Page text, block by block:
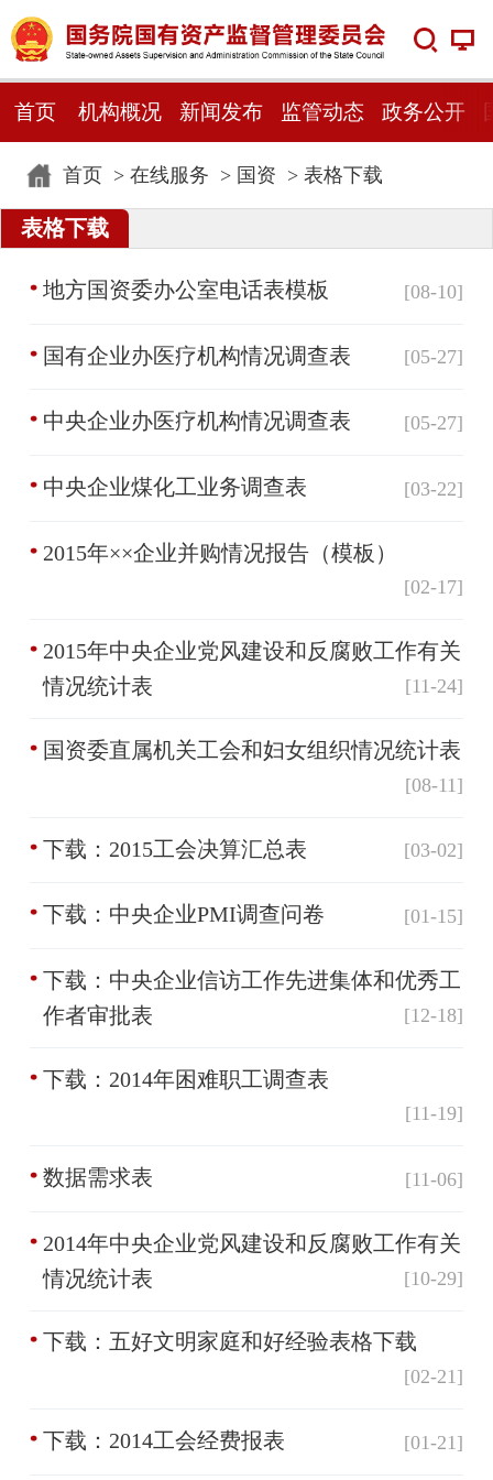
首页 机构概况 新闻发布 监管动态 政务公开
首页> 在线服务 > 国资 > 表格下载
表格下载
地方国资委办公室电话表模板 [08-10]
国有企业办医疗机构情况调查表 [05-27]
中央企业办医疗机构情况调查表 [05-27]
中央企业煤化工业务调查表 [03-22]
2015年××企业并购情况报告（模板）
[02-17]
2015年中央企业党风建设和反腐败工作有关
情况统计表
[11-24]
国资委直属机关工会和妇女组织情况统计表
[08-11]
下载：2015工会决算汇总表 [03-02]
下载：中央企业PMI调查问卷 [01-15]
下载：中央企业信访工作先进集体和优秀工
作者审批表
[12-18]
下载：2014年困难职工调查表
[11-19]
数据需求表 [11-06]
2014年中央企业党风建设和反腐败工作有关
情况统计表
[10-29]
下载：五好文明家庭和好经验表格下载
[02-21]
下载：2014工会经费报表 [01-21]